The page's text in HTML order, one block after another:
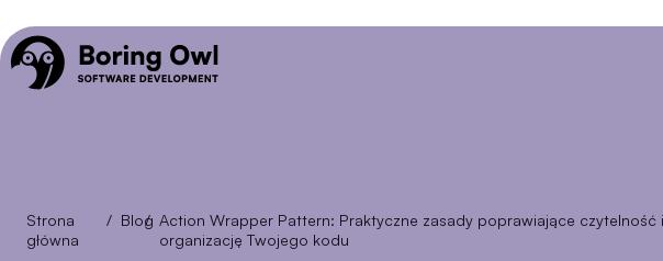
Strona
główna
/ Blog
/ Action Wrapper Pattern: Praktyczne zasady poprawiające czytelność i
organizację Twojego kodu